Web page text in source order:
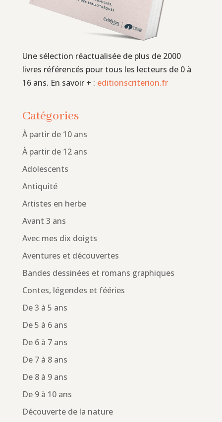
Une sélection réactualisée de plus de 2000
livres référencés pour tous les lecteurs de 0 à
16 ans. En savoir + : editionscriterion.fr
Catégories
À partir de 10 ans
À partir de 12 ans
Adolescents
Antiquité
Artistes en herbe
Avant 3 ans
Avec mes dix doigts
Aventures et découvertes
Bandes dessinées et romans graphiques
Contes, légendes et fééries
De 3 à 5 ans
De 5 à 6 ans
De 6 à 7 ans
De 7 à 8 ans
De 8 à 9 ans
De 9 à 10 ans
Découverte de la nature